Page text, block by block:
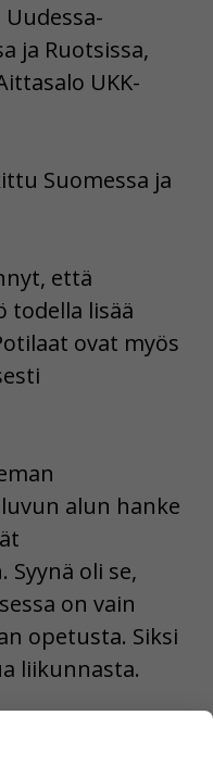
ja Ruotsissa,
UKK-
Suomessa ja
että
todella lisää
ovat myös
alun hanke
oli se,
on vain
opetusta. Siksi
liikunnasta.
ei aina